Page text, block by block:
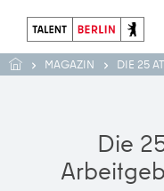
MAGAZIN DIE 25
Die